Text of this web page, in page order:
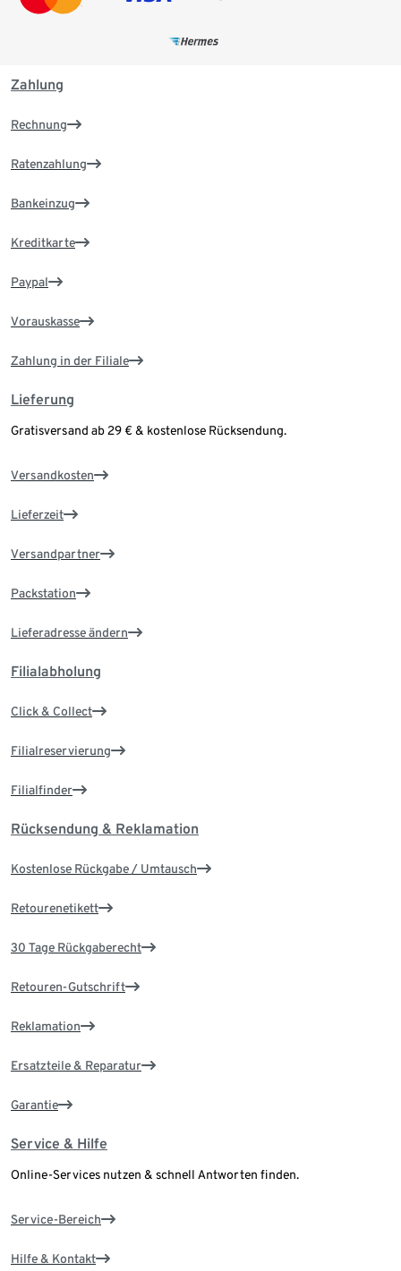
Zahlung
Rechnung
Ratenzahlung
Bankeinzug
Kreditkarte
Paypal
Vorauskasse
Zahlung in der Filiale
Lieferung
Gratisversand ab 29 € & kostenlose Rücksendung.
Versandkosten
Lieferzeit
Versandpartner
Packstation
Lieferadresse ändern
Filialabholung
Click & Collect
Filialreservierung
Filialfinder
Rücksendung & Reklamation
Kostenlose Rückgabe / Umtausch
Retourenetikett
30 Tage Rückgaberecht
Retouren-Gutschrift
Reklamation
Ersatzteile & Reparatur
Garantie
Service & Hilfe
Online-Services nutzen & schnell Antworten finden.
Service-Bereich
Hilfe & Kontakt